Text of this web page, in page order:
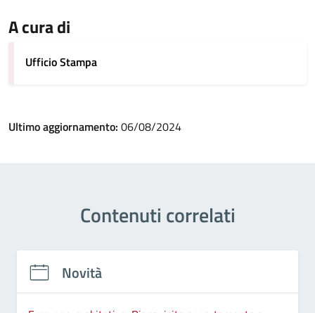
A cura di
Ufficio Stampa
Ultimo aggiornamento: 06/08/2024
Contenuti correlati
Novità